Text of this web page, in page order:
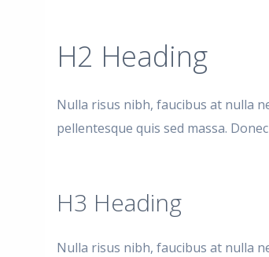
H2 Heading
Nulla risus nibh, faucibus at nulla
pellentesque quis sed massa.
H3 Heading
Nulla risus nibh, faucibus at nulla